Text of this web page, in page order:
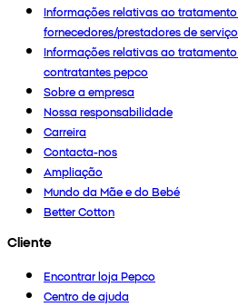
Informações relativas ao
fornecedores/prestadores de
Informações relativas ao
contratantes pepco
Sobre a empresa
Nossa responsabilidade
Carreira
Contacta-nos
Ampliação
Mundo da Mãe e do Bebé
Better Cotton
Cliente
Encontrar loja Pepco
Centro de ajuda